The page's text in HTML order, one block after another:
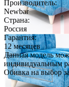
Производитель:
Newbar
Страна:
Россия
Гарантия:
12 месяцев
Данная модель
индивидуальным
Обивка на выбор